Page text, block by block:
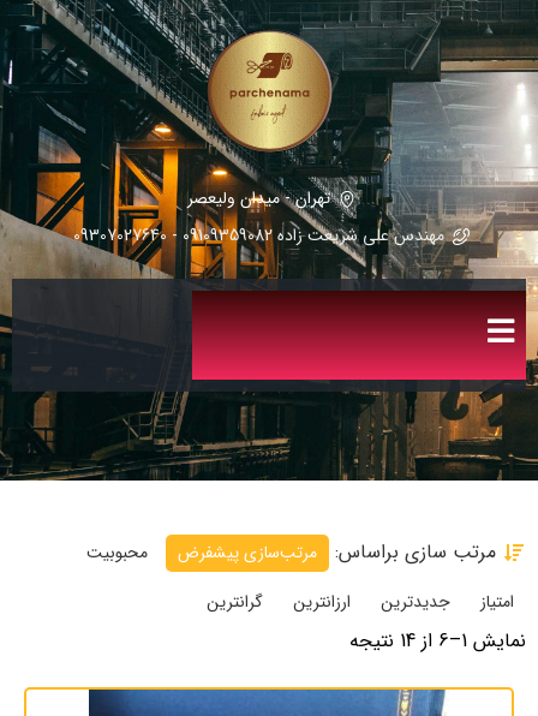
تهران - میدان ولیعصر
مهندس علی شریعت زاده 09109359082 - 09307027640
پارچه
نمایش 1–6 از 14 نتیجه
مرتب سازی براساس: مرتب‌سازی پیشفرض
محبوبیت
امتیاز
جدیدترین ارزانترین گرانترین